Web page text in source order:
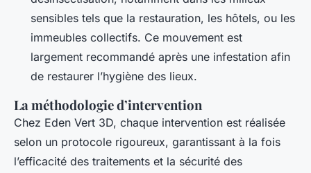
sensibles tels que la restauration, les hôtels, ou les
immeubles collectifs. Ce mouvement est
largement recommandé après une infestation afin
de restaurer l’hygiène des lieux.
La méthodologie d’intervention
Chez Eden Vert 3D, chaque intervention est réalisée
selon un protocole rigoureux, garantissant à la fois
l’efficacité des traitements et la sécurité des